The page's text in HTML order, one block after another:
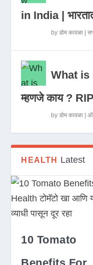
in India |
byडोम कावळा |
What is
म्हणजे काय ? RIP
byडोम कावळा |
HEALTH Latest
10 Tomato